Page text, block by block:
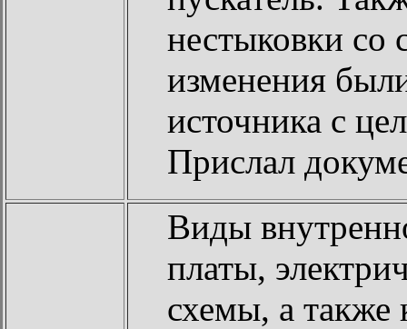
нестыковки со
изменения
источника с
Прислал
Виды
платы,
схемы, а также